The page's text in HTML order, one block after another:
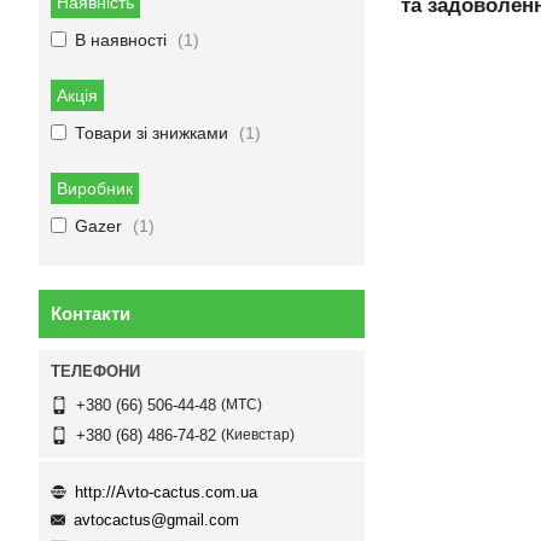
та
В наявності
1
Акція
Товари зі знижками
1
Виробник
Gazer
1
Контакти
+380 (66) 506-44-48 МТС
+380 (68) 486-74-82 Киевстар
http://Avto-cactus.com.ua
avtocactus@gmail.com